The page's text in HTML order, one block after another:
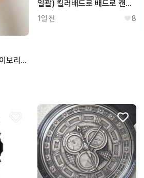
에르메스 뱅글팔지 아이보리/골드
일괄) 킬러배드로 배드로 캔뱃지
1일 전 8